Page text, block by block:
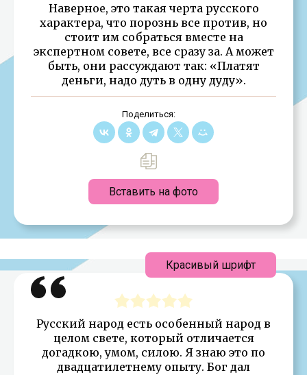
Наверное, это такая черта русского
характера, что порознь все против, но
стоит им собраться вместе на
экспертном совете, все сразу за. А может
быть, они рассуждают так: «Платят
деньги, надо дуть в одну дуду».
Поделиться:
Вставить на фото
Русский народ есть особенный народ в
целом свете, который отличается
догадкою, умом, силою. Я знаю это по
двадцатилетнему опыту. Бог дал
Красивый шрифт